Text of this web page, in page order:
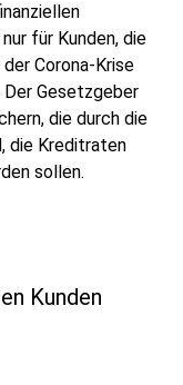
für Kunden, die
Corona-Krise
Der Gesetzgeber
die durch die
die Kreditraten
sollen.
Kunden